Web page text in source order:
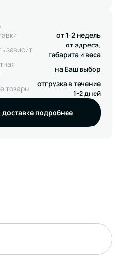
от 1-2 недель
зависит
от адреса,
габарита и веса
на Ваш выбор
товары
отгрузка в течение
1-2 дней
доставке подробнее